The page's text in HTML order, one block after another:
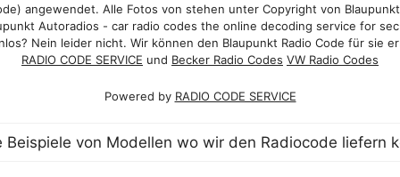
angewendet. Alle Fotos von stehen unter Copyright von
Autoradios - car radio codes the online decoding service for
Nein leider nicht. Wir können den Blaupunkt Radio Code für sie
RADIO CODE SERVICE und Becker Radio Codes VW Radio Codes
Powered by RADIO CODE SERVICE